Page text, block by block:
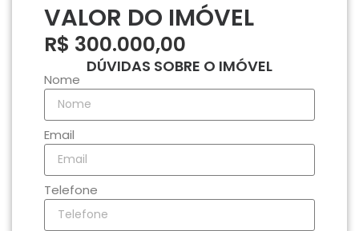
VALOR DO IMÓVEL
R$ 300.000,00
DÚVIDAS SOBRE O IMÓVEL
Nome
Email
Telefone